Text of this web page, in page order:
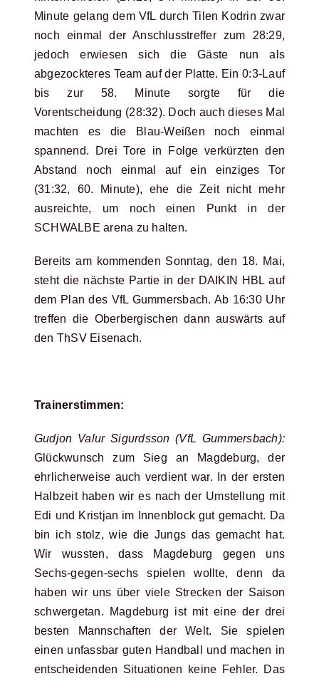
Minute gelang dem VfL durch Tilen Kodrin zwar
noch einmal der Anschlusstreffer zum 28:29,
jedoch erwiesen sich die Gäste nun als
abgezockteres Team auf der Platte. Ein 0:3-Lauf
bis zur 58. Minute sorgte für die
Vorentscheidung (28:32). Doch auch dieses Mal
machten es die Blau-Weißen noch einmal
spannend. Drei Tore in Folge verkürzten den
Abstand noch einmal auf ein einziges Tor
(31:32, 60. Minute), ehe die Zeit nicht mehr
ausreichte, um noch einen Punkt in der
SCHWALBE arena zu halten.
Bereits am kommenden Sonntag, den 18. Mai,
steht die nächste Partie in der DAIKIN HBL auf
dem Plan des VfL Gummersbach. Ab 16:30 Uhr
treffen die Oberbergischen dann auswärts auf
den ThSV Eisenach.
Trainerstimmen:
Gudjon Valur Sigurdsson (VfL Gummersbach):
Glückwunsch zum Sieg an Magdeburg, der
ehrlicherweise auch verdient war. In der ersten
Halbzeit haben wir es nach der Umstellung mit
Edi und Kristjan im Innenblock gut gemacht. Da
bin ich stolz, wie die Jungs das gemacht hat.
Wir wussten, dass Magdeburg gegen uns
Sechs-gegen-sechs spielen wollte, denn da
haben wir uns über viele Strecken der Saison
schwergetan. Magdeburg ist mit eine der drei
besten Mannschaften der Welt. Sie spielen
einen unfassbar guten Handball und machen in
entscheidenden Situationen keine Fehler. Das